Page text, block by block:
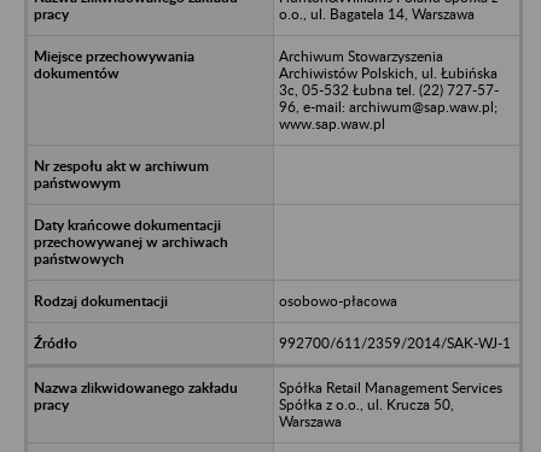
o.o., ul. Bagatela 14, Warszawa
Archiwum Stowarzyszenia
Archiwistów Polskich, ul. Łubińska
3c, 05-532 Łubna tel. (22) 727-57-
96, e-mail: archiwum@sap.waw.pl;
www.sap.waw.pl
osobowo-płacowa
992700/611/2359/2014/SAK-WJ-1
Spółka Retail Management Services
Spółka z o.o., ul. Krucza 50,
Warszawa